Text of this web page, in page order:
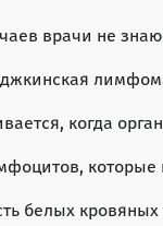
врачи не
когда
которые
белых кровяных